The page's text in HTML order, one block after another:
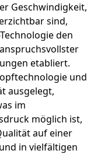
Geschwindigkeit,
sind,
den
etabliert.
und
ausgelegt,
im
möglich ist,
auf einer
in vielfältigen